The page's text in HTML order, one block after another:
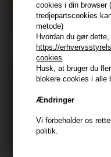
cookies i din browser
tredjepartscookies
metode)
Hvordan du gør
https://
cookies
Husk, at bruger du
blokere cookies i alle
Ændringer
Vi forbeholder os
politik.
ConsentJeg accepterer vilkår
Læs mere her
Husk at vi har
Vi sender samme
356 dages returret
+9600 anmeldelser på
Tilmeld
Og modtag